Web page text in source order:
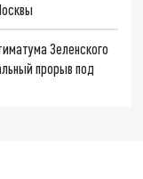
Зеленского
прорыв под